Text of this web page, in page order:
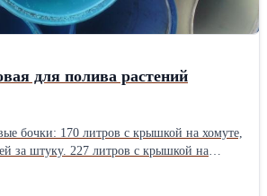
для полива растений
бочки: 170 литров с крышкой на хомуте,
за штуку. 227 литров с крышкой на
краски по 1000 рублей за штуку.
ПИЩЕВЫЕ по 1500 рублей за